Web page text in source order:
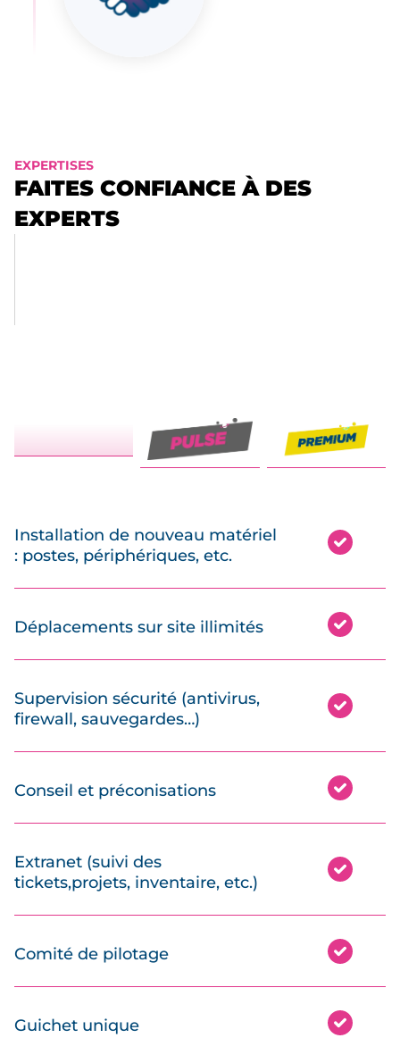
EXPERTISES
FAITES CONFIANCE À DES
EXPERTS
Installation de nouveau matériel
: postes, périphériques, etc.
Déplacements sur site illimités
Supervision sécurité (antivirus,
firewall, sauvegardes…)
Conseil et préconisations
Extranet (suivi des
tickets,projets, inventaire, etc.)
Comité de pilotage
Guichet unique